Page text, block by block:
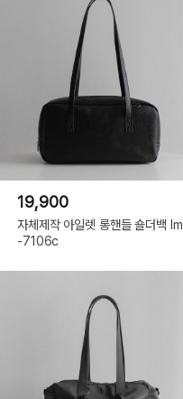
19,900
자체제작 아일렛 롱핸들 숄더백 lm
-7106c